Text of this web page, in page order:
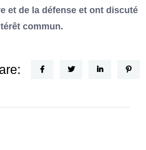
et de la défense et ont discuté
commun.